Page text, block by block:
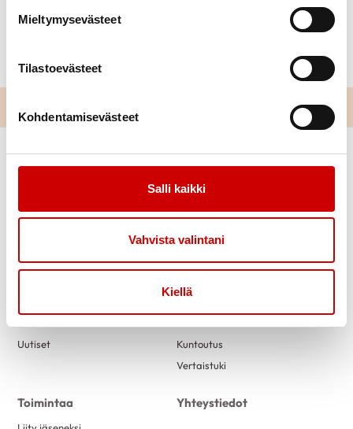
Mieltymysevästeet
Tilastoevästeet
Kohdentamisevästeet
Salli kaikki
Vahvista valintani
Kiellä
Jokainen osallituja sai arpalipun, joista useimmissa
oli voitto. Retki on järjestetty jo useamman kerran
Link to facebook
Link to twitter
Link to instagram
Link to youtube
Tietoa
Uutiset
Tukea
Kuntoutus
Vertaistuki
Toimintaa Yhteystiedot